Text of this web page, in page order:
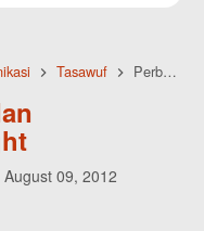
Tasawuf Perbedaan Plagiasi dan Pelanggaran Copyright
August 09, 2012